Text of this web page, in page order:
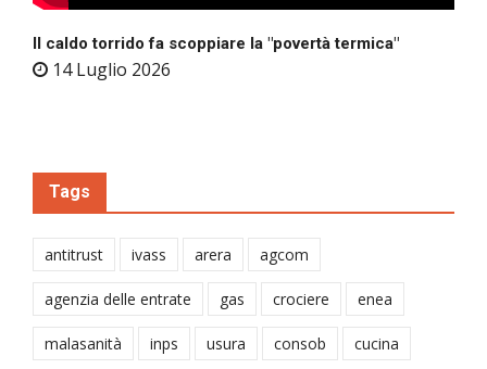
Il caldo torrido fa scoppiare la "povertà termica"
14 Luglio 2026
Tags
antitrust ivass arera agcom
agenzia delle entrate gas crociere enea
malasanità inps usura consob cucina